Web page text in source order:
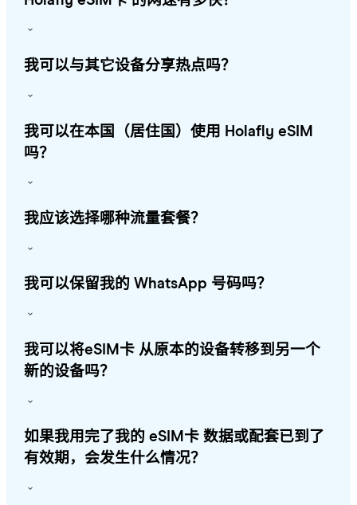
我可以与其它设备分享热点吗？
我可以在本国（居住国）使用 Holafly eSIM
吗？
我应该选择哪种流量套餐？
我可以保留我的 WhatsApp 号码吗？
我可以将eSIM卡 从原本的设备转移到另一个
新的设备吗？
如果我用完了我的 eSIM卡 数据或配套已到了
有效期，会发生什么情况？